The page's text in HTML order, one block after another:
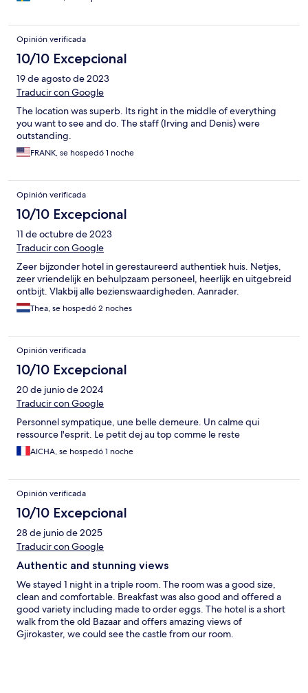
Opinión verificada
10/10 Excepcional
19 de agosto de 2023
Traducir con Google
The location was superb. Its right in the middle of everything
you want to see and do. The staff (Irving and Denis) were
outstanding.
FRANK, se hospedó 1 noche
Opinión verificada
10/10 Excepcional
11 de octubre de 2023
Traducir con Google
Zeer bijzonder hotel in gerestaureerd authentiek huis. Netjes,
zeer vriendelijk en behulpzaam personeel, heerlijk en uitgebreid
ontbijt. Vlakbij alle bezienswaardigheden. Aanrader.
Thea, se hospedó 2 noches
Opinión verificada
10/10 Excepcional
20 de junio de 2024
Traducir con Google
Personnel sympatique, une belle demeure. Un calme qui
ressource l'esprit. Le petit dej au top comme le reste
AICHA, se hospedó 1 noche
Opinión verificada
10/10 Excepcional
28 de junio de 2025
Traducir con Google
Authentic and stunning views
We stayed 1 night in a triple room. The room was a good size,
clean and comfortable. Breakfast was also good and offered a
good variety including made to order eggs. The hotel is a short
walk from the old Bazaar and offers amazing views of
Gjirokaster, we could see the castle from our room.